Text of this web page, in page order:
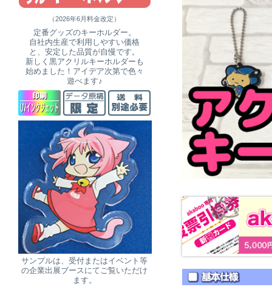
（2026年6月料金改定）
定番グッズのキーホルダー。
自社内生産で利用しやすい価格
と、安定した品質が自慢です。
新しく黒アクリルキーホルダーも
始めました！アイデア次第で色々
遊べます♪
サンプルは、受付またはイベント等
の企業出展ブースにてご覧いただけ
ます。